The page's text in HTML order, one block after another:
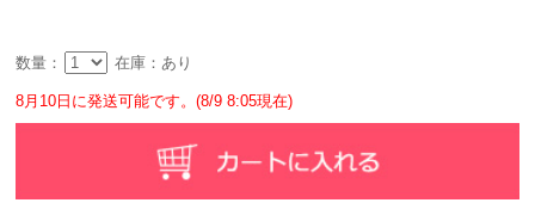
数量： 在庫：あり
8月10日に発送可能です。(8/9 8:05現在)